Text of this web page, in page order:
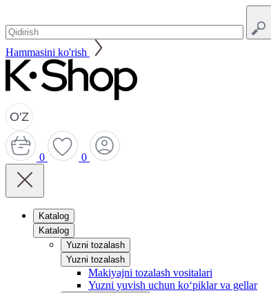
Hammasini ko'rish
O'Z
0 0
Katalog
Katalog
Yuzni tozalash
Yuzni tozalash
Makiyajni tozalash vositalari
Yuzni yuvish uchun ko‘piklar va gellar